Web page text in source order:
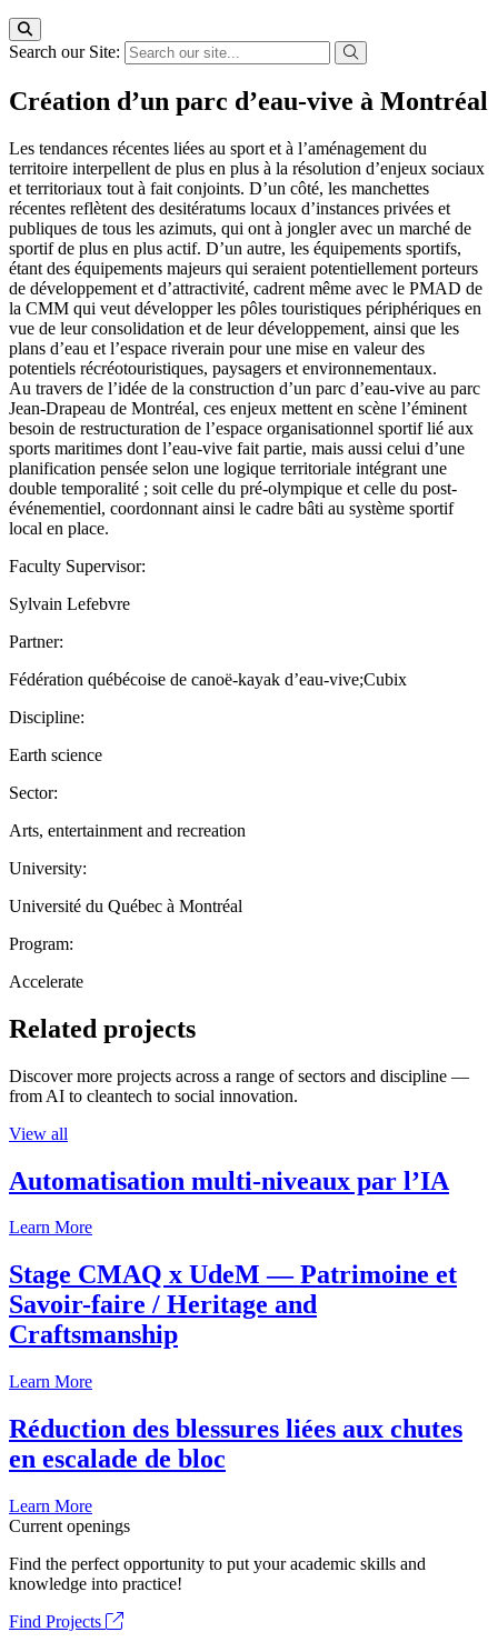
Search our Site:
Création d’un parc d’eau-vive à Montréal
Les tendances récentes liées au sport et à l’aménagement du
territoire interpellent de plus en plus à la résolution d’enjeux sociaux
et territoriaux tout à fait conjoints. D’un côté, les manchettes
récentes reflètent des desitératums locaux d’instances privées et
publiques de tous les azimuts, qui ont à jongler avec un marché de
sportif de plus en plus actif. D’un autre, les équipements sportifs,
étant des équipements majeurs qui seraient potentiellement porteurs
de développement et d’attractivité, cadrent même avec le PMAD de
la CMM qui veut développer les pôles touristiques périphériques en
vue de leur consolidation et de leur développement, ainsi que les
plans d’eau et l’espace riverain pour une mise en valeur des
potentiels récréotouristiques, paysagers et environnementaux.
Au travers de l’idée de la construction d’un parc d’eau-vive au parc
Jean-Drapeau de Montréal, ces enjeux mettent en scène l’éminent
besoin de restructuration de l’espace organisationnel sportif lié aux
sports maritimes dont l’eau-vive fait partie, mais aussi celui d’une
planification pensée selon une logique territoriale intégrant une
double temporalité ; soit celle du pré-olympique et celle du post-
événementiel, coordonnant ainsi le cadre bâti au système sportif
local en place.
Faculty Supervisor:
Sylvain Lefebvre
Partner:
Fédération québécoise de canoë-kayak d’eau-vive;Cubix
Discipline:
Earth science
Sector:
Arts, entertainment and recreation
University:
Université du Québec à Montréal
Program:
Accelerate
Related projects
Discover more projects across a range of sectors and discipline —
from AI to cleantech to social innovation.
View all
Automatisation multi-niveaux par l’IA
Learn More
Stage CMAQ x UdeM — Patrimoine et
Savoir-faire / Heritage and
Craftsmanship
Learn More
Réduction des blessures liées aux chutes
en escalade de bloc
Learn More
Current openings
Find the perfect opportunity to put your academic skills and
knowledge into practice!
Find Projects